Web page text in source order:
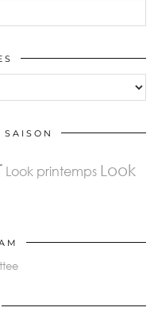
SAISON
Look printemps Look